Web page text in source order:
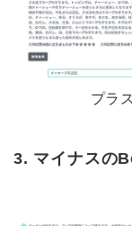
プラ
3. マイナスの